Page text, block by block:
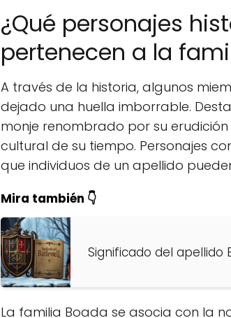
¿Qué personajes
pertenecen a la
A través de la historia, algunos
dejado una huella imborrable.
monje renombrado por su
cultural de su tiempo. Personajes
que individuos de un apellido
Mira también 👇
Significado del apellido
La familia Boada se asocia con la